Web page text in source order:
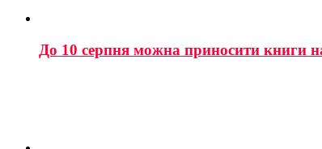
До 10 серпня можна приносити книги